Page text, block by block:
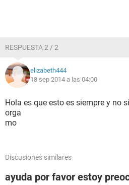
RESPUESTA 2 / 2
elizabeth444
18 sep 2014 a las 04:00
Hola es que esto es siempre y no
orga
mo
Discusiones similares
ayuda por favor estoy